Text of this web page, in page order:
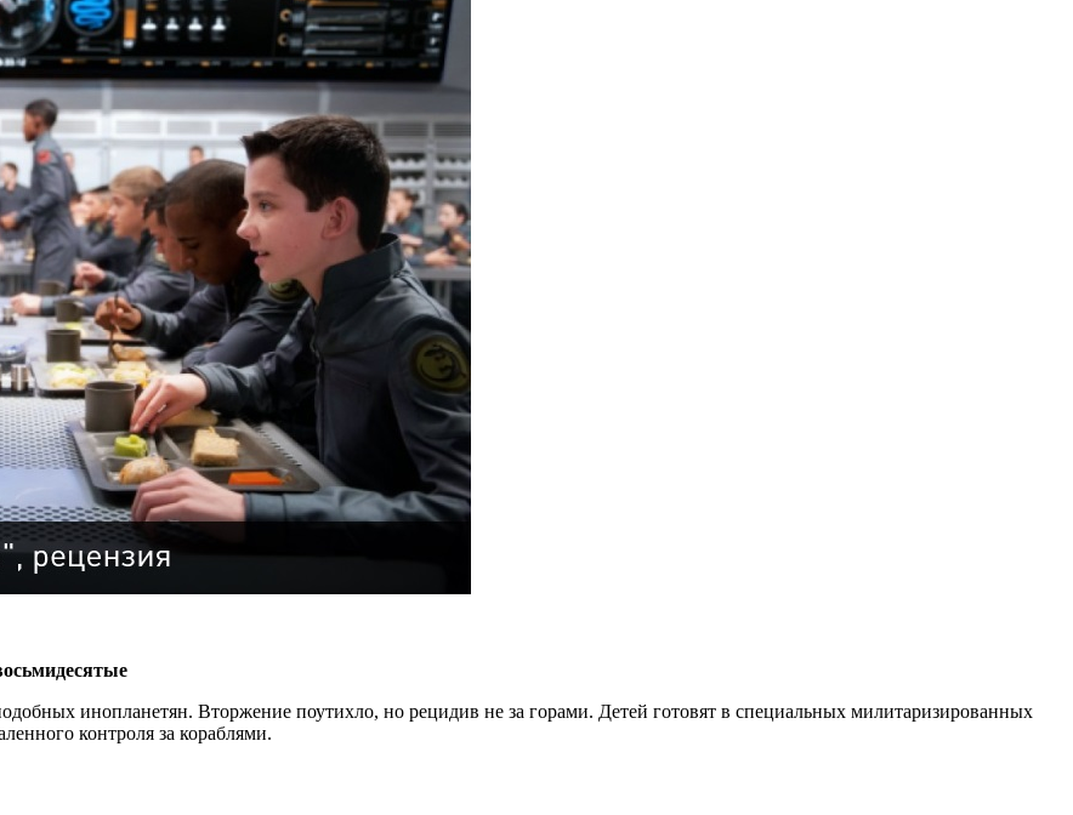
инопланетян. Вторжение поутихло, но рецидив не за горами. Детей готовят в специальных милитаризированных
контроля за кораблями.